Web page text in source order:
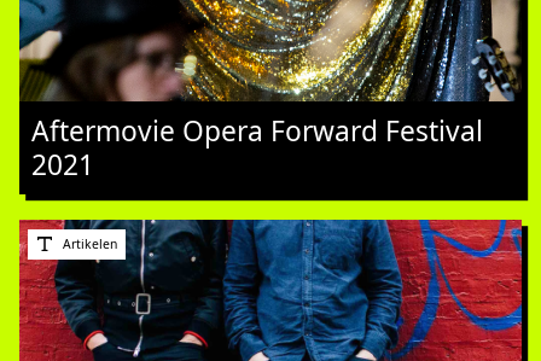
Aftermovie Opera Forward Festival
2021
Artikelen